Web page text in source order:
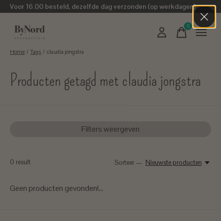
Voor 16.00 besteld, dezelfde dag verzonden (op werkdagen)
0items
Home / Tags / claudia jongstra
Producten getagd met claudia jongstra
Filters weergeven
0 result Sorteer — Nieuwste producten
Geen producten gevonden!...